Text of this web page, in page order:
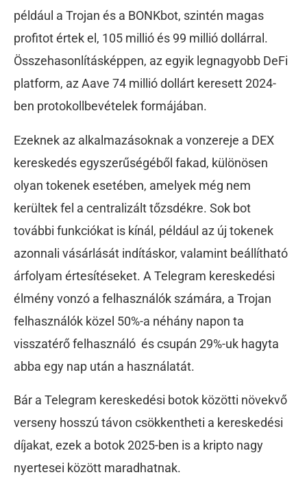
például a Trojan és a BONKbot, szintén magas
profitot értek el, 105 millió és 99 millió dollárral.
Összehasonlításképpen, az egyik legnagyobb DeFi
platform, az Aave 74 millió dollárt keresett 2024-
ben protokollbevételek formájában.
Ezeknek az alkalmazásoknak a vonzereje a DEX
kereskedés egyszerűségéből fakad, különösen
olyan tokenek esetében, amelyek még nem
kerültek fel a centralizált tőzsdékre. Sok bot
további funkciókat is kínál, például az új tokenek
azonnali vásárlását indításkor, valamint beállítható
árfolyam értesítéseket. A Telegram kereskedési
élmény vonzó a felhasználók számára, a Trojan
felhasználók közel 50%-a néhány napon ta
visszatérő felhasználó és csupán 29%-uk hagyta
abba egy nap után a használatát.
Bár a Telegram kereskedési botok közötti növekvő
verseny hosszú távon csökkentheti a kereskedési
díjakat, ezek a botok 2025-ben is a kripto nagy
nyertesei között maradhatnak.